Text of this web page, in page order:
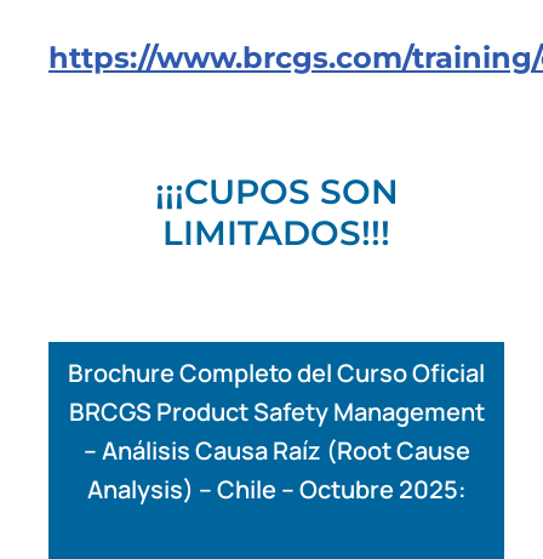
https://www.brcgs.com/
¡¡¡CUPOS SON
LIMITADOS!!!
Brochure Completo del Curso Oficial
BRCGS Product Safety Management
– Análisis Causa Raíz (Root Cause
Analysis) – Chile – Octubre 2025: